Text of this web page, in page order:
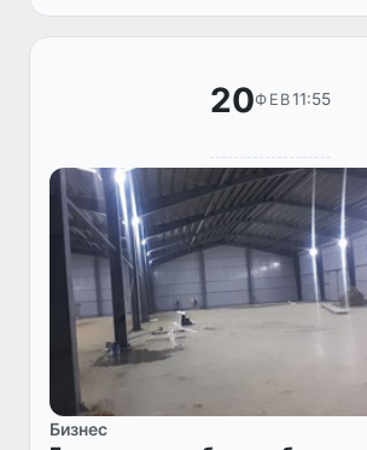
давлат рўйхатидан ўтказди.
20ФЕВ11:55
Бизнес